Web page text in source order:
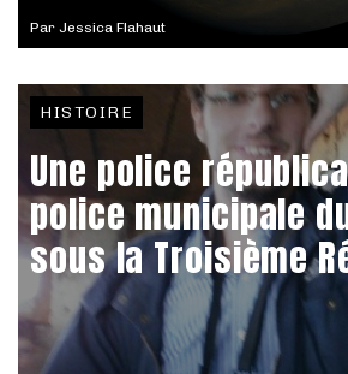
Par Jessica Flahaut
HISTOIRE
Une police
police municipale
sous la Troisième